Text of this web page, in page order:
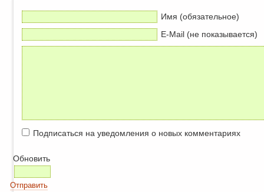
Имя (обязательное)
E-Mail (не показывается)
Подписаться на уведомления о новых комментариях
Обновить
Отправить